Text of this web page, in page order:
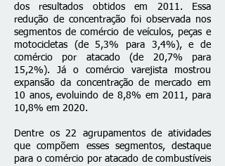
dos resultados obtidos em 2011. Essa
redução de concentração foi observada nos
segmentos de comércio de veículos, peças e
motocicletas (de 5,3% para 3,4%), e de
comércio por atacado (de 20,7% para
15,2%). Já o comércio varejista mostrou
expansão da concentração de mercado em
10 anos, evoluindo de 8,8% em 2011, para
10,8% em 2020.
Dentre os 22 agrupamentos de atividades
que compõem esses segmentos, destaque
para o comércio por atacado de combustíveis